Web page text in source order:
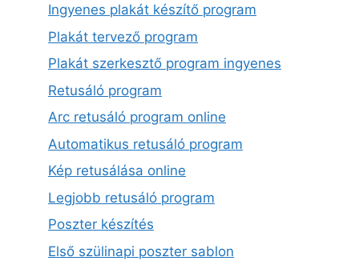
Ingyenes plakát készítő program
Plakát tervező program
Plakát szerkesztő program ingyenes
Retusáló program
Arc retusáló program online
Automatikus retusáló program
Kép retusálása online
Legjobb retusáló program
Poszter készítés
Első szülinapi poszter sablon